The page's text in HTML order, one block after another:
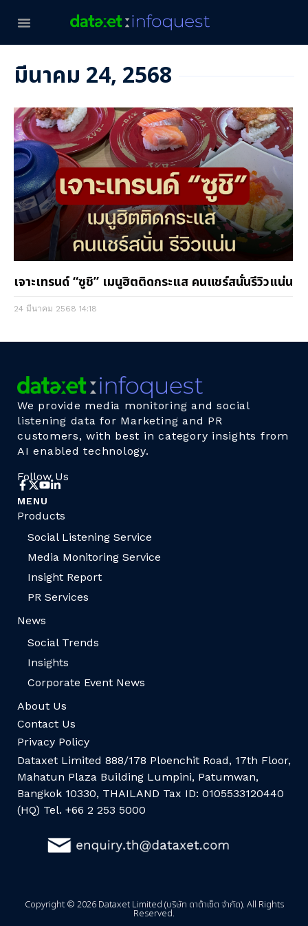
มีนาคม 24, 2568
เจาะเทรนด์ “ซูชิ” เมนูฮิตติดกระแส คนแชร์สนั่นรีวิวแน่น
24 มีนาคม 2568 14:18
We provide media monitoring and social
listening data for Marketing and PR
customers, with best in category insights from
AI enabled technology.
Follow Us
MENU
Products
Social Listening Service
Media Monitoring Service
Insight Report
PR Services
News
Social Trends
Insights
Corporate Event News
About Us
Contact Us
Privacy Policy
Dataxet Limited 888/178 Ploenchit Road, 17th Floor,
Mahatun Plaza Building Lumpini, Patumwan,
Bangkok 10330, THAILAND Tax ID: 0105533120440
(HQ) Tel. +66 2 253 5000
Copyright © 2026 Dataxet Limited (บริษัท ดาต้าเซ็ต จำกัด). All Rights
Reserved.